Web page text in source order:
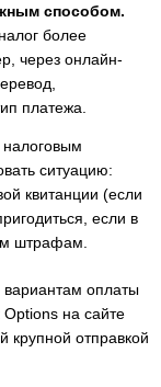
способом.
более
через онлайн-
платежа.
налоговым
ситуацию:
квитанции (если
если в
штрафам.
оплаты
Options на сайте
крупной отправкой